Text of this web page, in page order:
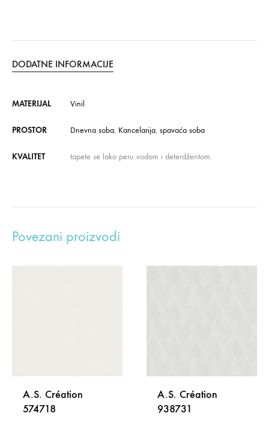
DODATNE INFORMACIJE
MATERIJAL Vinil
PROSTOR Dnevna soba, Kancelarija, spavaća soba
KVALITET tapete se lako peru vodom i deterdžentom.
Povezani proizvodi
A.S. Création
574718
A.S. Création
938731